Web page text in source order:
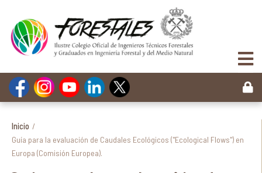
Inicio /
Guía para la evaluación de Caudales Ecológicos ("Ecological Flows") en
Europa (Comisión Europea).